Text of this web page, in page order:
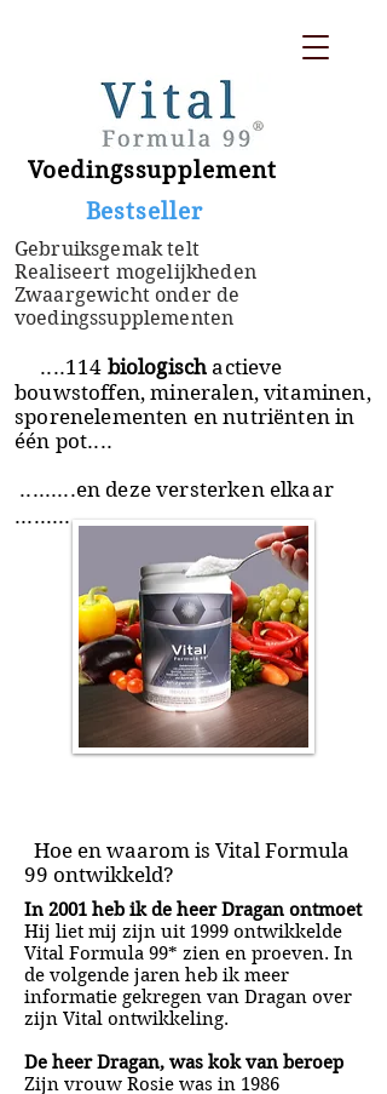
Voedingssupplement
​ Bestseller
Gebruiksgemak telt
Realiseert mogelijkheden
Zwaargewicht onder de
voedingssupplementen
....114 biologischactieve
bouwstoffen, mineralen, vitaminen,
sporenelementen en nutriënten in
één pot....
.........en deze versterken elkaar
.........
Hoe en waarom is Vital Formula
99 ontwikkeld?
In 2001 heb ik de heer Dragan ontmoet
Hij liet mij zijn uit 1999 ontwikkelde
Vital Formula 99* zien en proeven. In
de volgende jaren heb ik meer
informatie gekregen van Dragan over
zijn Vital ontwikkeling.
De heer Dragan, was kok van beroep
Zijn vrouw Rosie was in 1986